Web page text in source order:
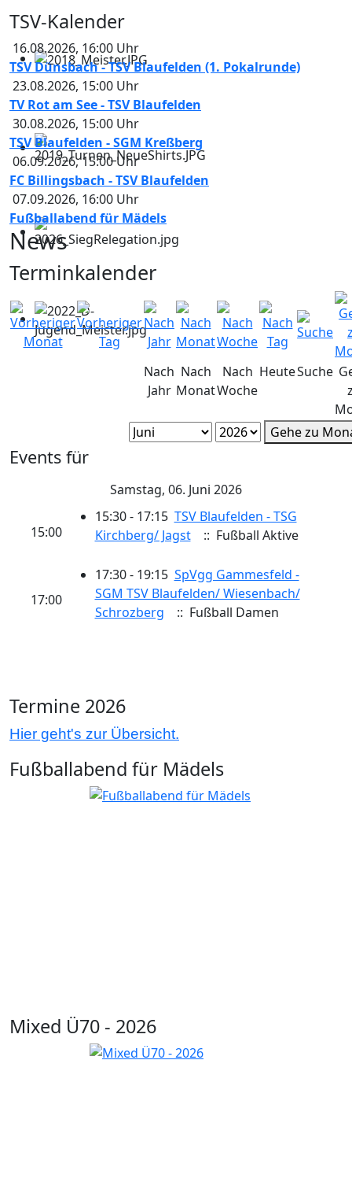
TSV-Kalender
16.08.2026, 16:00 Uhr
TSV Dünsbach - TSV Blaufelden (1. Pokalrunde)
23.08.2026, 15:00 Uhr
TV Rot am See - TSV Blaufelden
30.08.2026, 15:00 Uhr
TSV Blaufelden - SGM Kreßberg
06.09.2026,15:00Uhr
FC Billingsbach - TSV Blaufelden
07.09.2026, 16:00 Uhr
Fußballabend für Mädels
News
Terminkalender
Nach
Jahr
Nach
Monat
Nach
Woche
HeuteSuche
Gehe zu
Events für
Samstag, 06. Juni 2026
15:00
15:30 - 17:15 TSV Blaufelden - TSG
Kirchberg/ Jagst
:: Fußball Aktive
17:00
17:30 - 19:15 SpVgg Gammesfeld -
SGM TSV Blaufelden/ Wiesenbach/
Schrozberg
:: Fußball Damen
Termine 2026
Hier geht's zur Übersicht.
Fußballabend für Mädels
Mixed Ü70 - 2026